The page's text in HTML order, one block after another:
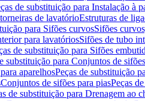
de substituição para Instalação à
de lavatórioEstruturas de
para Sifões curvosSifões
para lavatóriosSifões de tubo
de substituição para Sifões
substituição para Conjuntos de
aparelhosPeças de substituição
Conjuntos de sifões para piasPeças
de substituição para Drenagem ao